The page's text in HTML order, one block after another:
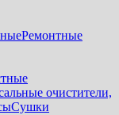
Ремонтные
очистители,
Сушки